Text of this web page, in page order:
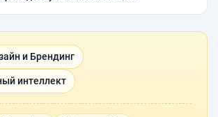
и Брендинг
интеллект